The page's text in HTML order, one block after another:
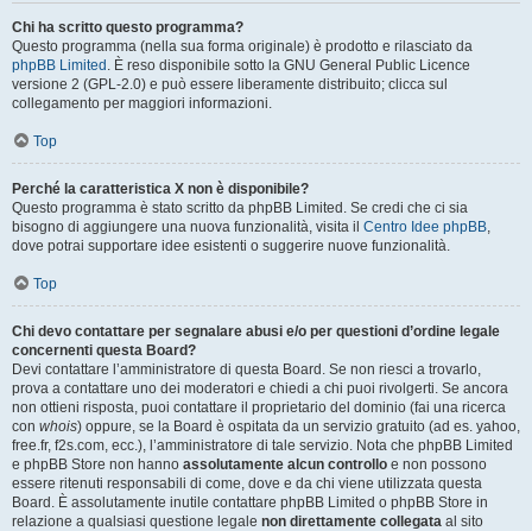
Chi ha scritto questo programma?
Questo programma (nella sua forma originale) è prodotto e rilasciato da
phpBB Limited . È reso disponibile sotto la GNU General Public Licence
versione 2 (GPL-2.0) e può essere liberamente distribuito; clicca sul
collegamento per maggiori informazioni.
Top
Perché la caratteristica X non è disponibile?
Questo programma è stato scritto da phpBB Limited. Se credi che ci sia
bisogno di aggiungere una nuova funzionalità, visita il Centro Idee phpBB,
dove potrai supportare idee esistenti o suggerire nuove funzionalità.
Top
Chi devo contattare per segnalare abusi e/o per questioni d’ordine legale
concernenti questa Board?
Devi contattare l’amministratore di questa Board. Se non riesci a trovarlo,
prova a contattare uno dei moderatori e chiedi a chi puoi rivolgerti. Se ancora
non ottieni risposta, puoi contattare il proprietario del dominio (fai una ricerca
con whois) oppure, se la Board è ospitata da un servizio gratuito (ad es. yahoo,
free.fr, f2s.com, ecc.), l’amministratore di tale servizio. Nota che phpBB Limited
e phpBB Store non hanno assolutamente alcun controllo e non possono
essere ritenuti responsabili di come, dove e da chi viene utilizzata questa
Board. È assolutamente inutile contattare phpBB Limited o phpBB Store in
relazione a qualsiasi questione legale non direttamente collegata al sito